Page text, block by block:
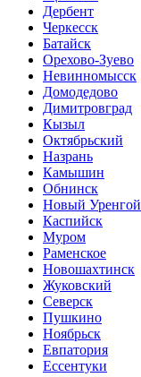
Дербент
Черкесск
Батайск
Орехово-Зуево
Невинномысск
Домодедово
Димитровград
Кызыл
Октябрьский
Назрань
Камышин
Обнинск
Новый Уренгой
Каспийск
Муром
Раменское
Новошахтинск
Жуковский
Северск
Пушкино
Ноябрьск
Евпатория
Ессентуки